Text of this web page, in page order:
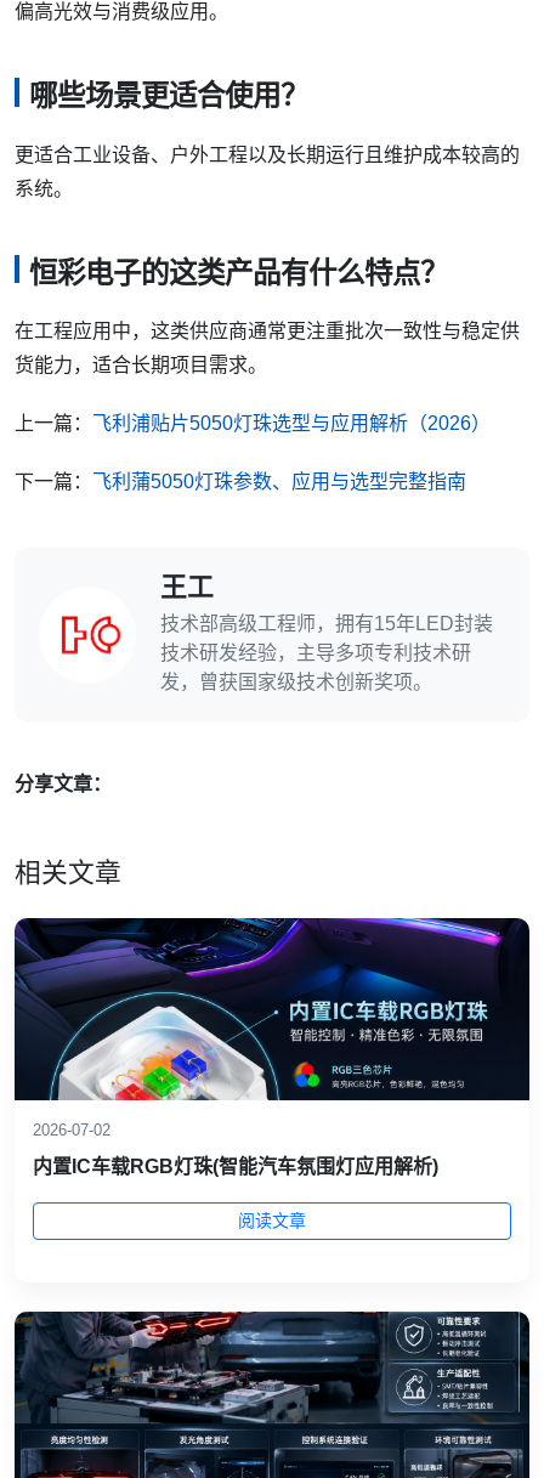
偏高光效与消费级应用。
哪些场景更适合使用？
更适合工业设备、户外工程以及长期运行且维护成本较高的
系统。
恒彩电子的这类产品有什么特点？
在工程应用中，这类供应商通常更注重批次一致性与稳定供
货能力，适合长期项目需求。
上一篇： 飞利浦贴片5050灯珠选型与应用解析（2026）
下一篇： 飞利蒲5050灯珠参数、应用与选型完整指南
王工
技术部高级工程师，拥有15年LED封装
技术研发经验，主导多项专利技术研
发，曾获国家级技术创新奖项。
分享文章：
相关文章
2026-07-02
内置IC车载RGB灯珠(智能汽车氛围灯应用解析)
阅读文章